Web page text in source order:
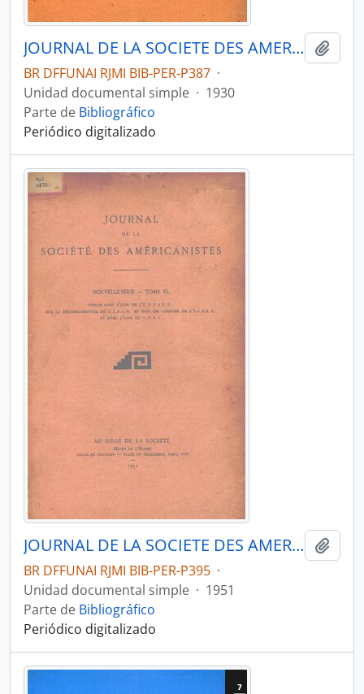
JOURNAL DE LA SOCIETE DES AMERICANISTES DE PARIS - PARIS FR MUSEE DE L HOMME - 1930 - Nº22 - 01
BR DFFUNAI RJMI BIB-PER-P387 ·
Unidad documental simple · 1930
Parte de Bibliográfico
Periódico digitalizado
JOURNAL DE LA SOCIETE DES AMERICANISTES DE PARIS - PARIS FR MUSEE DE L HOMME - 1951 - Nº40
BR DFFUNAI RJMI BIB-PER-P395 ·
Unidad documental simple · 1951
Parte de Bibliográfico
Periódico digitalizado